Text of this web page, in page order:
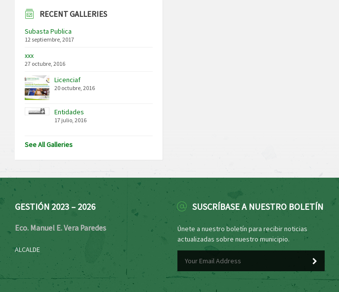
RECENT GALLERIES
Subasta Publica
12 septiembre, 2017
xxx
27 octubre, 2016
Licenciaf
20 octubre, 2016
Entidades
17 julio, 2016
See All Galleries
GESTIÓN 2023 – 2026
Eco. Manuel E. Vera Paredes
ALCALDE
SUSCRÍBASE A NUESTRO BOLETÍN
Únete a nuestro boletín para recibir noticias
actualizadas sobre nuestro municipio.